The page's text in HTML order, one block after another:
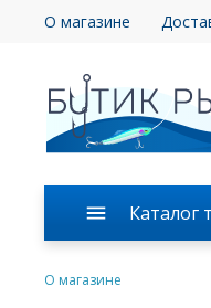
О магазине
Каталог
О магазине